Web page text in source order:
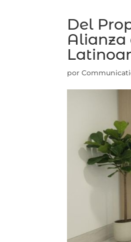
Del
Alianza
por